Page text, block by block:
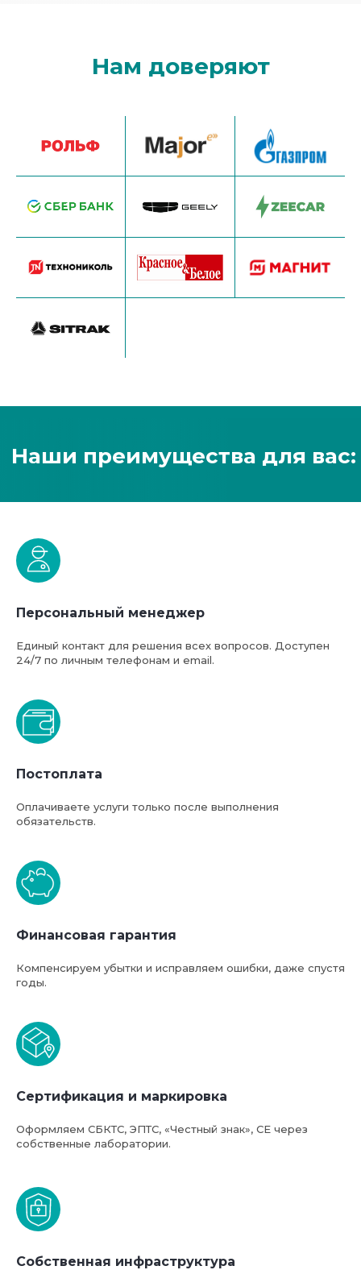
Нам доверяют
Персональный менеджер
Единый контакт для решения всех вопросов. Доступен
24/7 по личным телефонам и email.
Постоплата
Оплачиваете услуги только после выполнения
обязательств.
Финансовая гарантия
Компенсируем убытки и исправляем ошибки, даже спустя
годы.
Сертификация и маркировка
Оформляем СБКТС, ЭПТС, «Честный знак», СЕ через
собственные лаборатории.
Собственная инфраструктура
Базовая стоимость услуг